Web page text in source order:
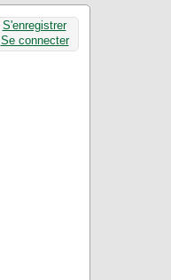
S'enregistrer
Se connecter